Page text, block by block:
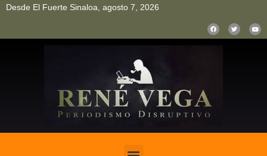
Desde El Fuerte Sinaloa, agosto 7, 2026